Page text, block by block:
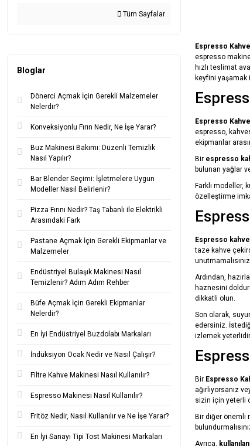
Tüm Sayfalar
Bloglar
Dönerci Açmak İçin Gerekli Malzemeler
Nelerdir?
Konveksiyonlu Fırın Nedir, Ne İşe Yarar?
Buz Makinesi Bakımı: Düzenli Temizlik
Nasıl Yapılır?
Bar Blender Seçimi: İşletmelere Uygun
Modeller Nasıl Belirlenir?
Pizza Fırını Nedir? Taş Tabanlı ile Elektrikli
Arasındaki Fark
Pastane Açmak İçin Gerekli Ekipmanlar ve
Malzemeler
Endüstriyel Bulaşık Makinesi Nasıl
Temizlenir? Adım Adım Rehber
Büfe Açmak İçin Gerekli Ekipmanlar
Nelerdir?
En İyi Endüstriyel Buzdolabı Markaları
İndüksiyon Ocak Nedir ve Nasıl Çalışır?
Filtre Kahve Makinesi Nasıl Kullanılır?
Espresso Makinesi Nasıl Kullanılır?
Fritöz Nedir, Nasıl Kullanılır ve Ne İşe Yarar?
En İyi Sanayi Tipi Tost Makinesi Markaları
Espresso
espresso
hızlı teslimat
keyfini
Espresso
espresso,
ekipmanlar
Bir espresso
bulunan yağlar
Farklı modeller,
özelleştirme
Espresso
taze kahve
Ardından,
haznesini
dikkatli olun.
Son olarak,
edersiniz.
izlemek
Bir Espresso
ağırlıyorsanız
sizin için yeterli
Bir diğer önemli
Ayrıca,